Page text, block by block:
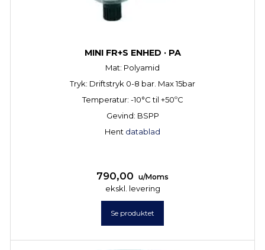
MINI FR+S ENHED · PA
Mat: Polyamid
Tryk: Driftstryk 0-8 bar. Max 15bar
Temperatur: -10°C til +50ºC
Gevind: BSPP
Hent datablad
790,00 u/Moms
ekskl. levering
Se produktet